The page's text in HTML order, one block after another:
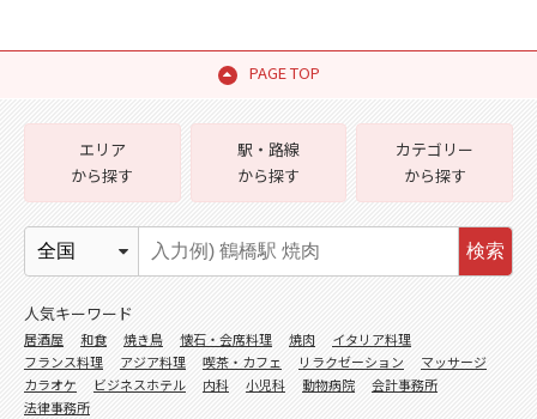
PAGE TOP
エリア
から探す
駅・路線
から探す
カテゴリー
から探す
検索
人気キーワード
居酒屋 和食 焼き鳥 懐石・会席料理 焼肉
イタリア料理
フランス料理
アジア料理 喫茶・カフェ リラクゼーション
マッサージ
カラオケ
ビジネスホテル 内科 小児科 動物病院
会計事務所
法律事務所